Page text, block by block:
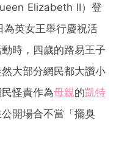
Elizabeth II）登
英女王舉行慶祝活
時，四歲的路易王子
大部分網民都大讚小
怪責作為母親的凱特
開場合不當「擺臭